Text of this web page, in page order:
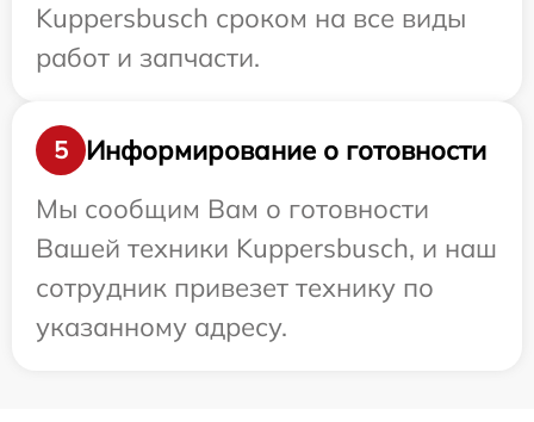
Kuppersbusch сроком на все виды
работ и запчасти.
5
Информирование о готовности
Мы сообщим Вам о готовности
Вашей техники Kuppersbusch, и наш
сотрудник привезет технику по
указанному адресу.